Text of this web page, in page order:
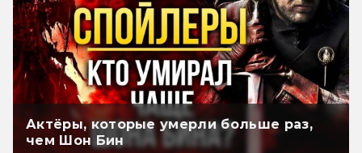
Актёры, которые умерли больше раз,
чем Шон Бин